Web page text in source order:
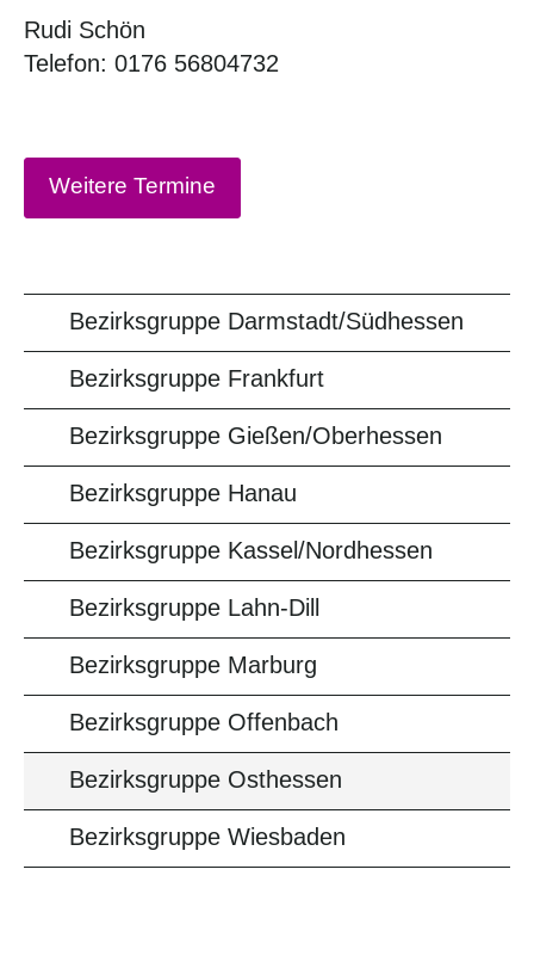
Rudi Schön
Telefon: 0176 56804732
Weitere Termine
Bezirksgruppe Darmstadt/Südhessen
Bezirksgruppe Frankfurt
Bezirksgruppe Gießen/Oberhessen
Bezirksgruppe Hanau
Bezirksgruppe Kassel/Nordhessen
Bezirksgruppe Lahn-Dill
Bezirksgruppe Marburg
Bezirksgruppe Offenbach
Bezirksgruppe Osthessen
Bezirksgruppe Wiesbaden